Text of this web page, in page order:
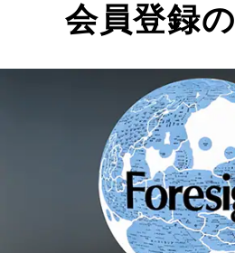
会員登録